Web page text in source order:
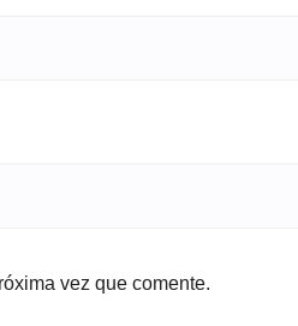
vez que comente.